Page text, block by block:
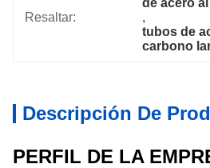
Resaltar:
de acero
,
tubos de
carbono
Descripción De
PERFIL DE LA